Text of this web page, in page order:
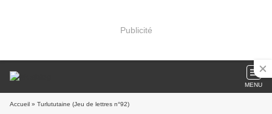
Publicité
MENU
Accueil » Turlututaine (Jeu de lettres n°92)